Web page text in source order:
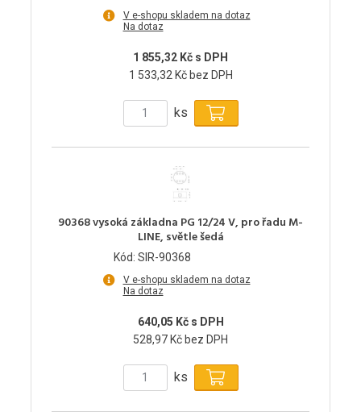
V e-shopu skladem na dotaz
Na dotaz
1 855,32 Kč s DPH
1 533,32 Kč bez DPH
ks
90368 vysoká základna PG 12/24 V, pro řadu M-
LINE, světle šedá
Kód: SIR-90368
V e-shopu skladem na dotaz
Na dotaz
640,05 Kč s DPH
528,97 Kč bez DPH
ks